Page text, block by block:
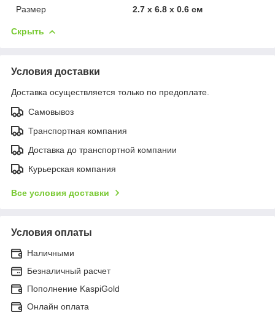
Размер
2.7 х 6.8 х 0.6 см
Скрыть
Условия доставки
Доставка осуществляется только по предоплате.
Самовывоз
Транспортная компания
Доставка до транспортной компании
Курьерская компания
Все условия доставки
Условия оплаты
Наличными
Безналичный расчет
Пополнение KaspiGold
Онлайн оплата